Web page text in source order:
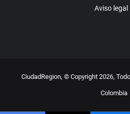
Aviso legal
CiudadRegion, © Copyright 2026,
Colombia